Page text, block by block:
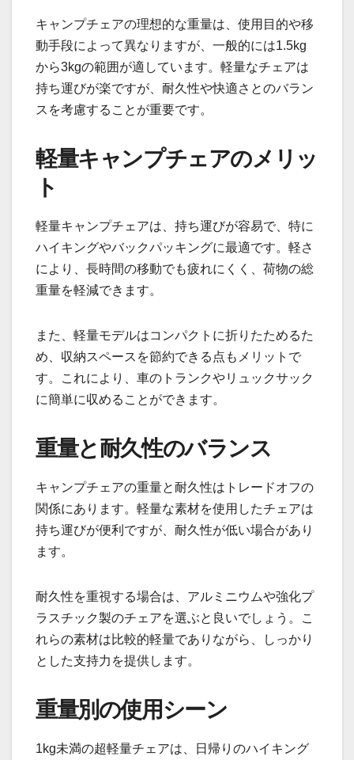
キャンプチェアの理想的な重量は、使用目的や移
動手段によって異なりますが、一般的には1.5kg
から3kgの範囲が適しています。軽量なチェアは
持ち運びが楽ですが、耐久性や快適さとのバラン
スを考慮することが重要です。
軽量キャンプチェアのメリッ
ト
軽量キャンプチェアは、持ち運びが容易で、特に
ハイキングやバックパッキングに最適です。軽さ
により、長時間の移動でも疲れにくく、荷物の総
重量を軽減できます。
また、軽量モデルはコンパクトに折りたためるた
め、収納スペースを節約できる点もメリットで
す。これにより、車のトランクやリュックサック
に簡単に収めることができます。
重量と耐久性のバランス
キャンプチェアの重量と耐久性はトレードオフの
関係にあります。軽量な素材を使用したチェアは
持ち運びが便利ですが、耐久性が低い場合があり
ます。
耐久性を重視する場合は、アルミニウムや強化プ
ラスチック製のチェアを選ぶと良いでしょう。こ
れらの素材は比較的軽量でありながら、しっかり
とした支持力を提供します。
重量別の使用シーン
1kg未満の超軽量チェアは、日帰りのハイキング